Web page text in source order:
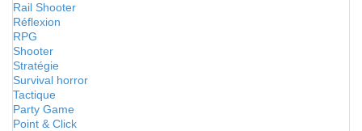
Rail Shooter
Réflexion
RPG
Shooter
Stratégie
Survival horror
Tactique
Party Game
Point & Click